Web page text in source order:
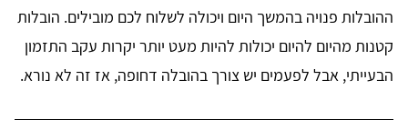
ההובלות פנויה בהמשך היום ויכולה לשלוח לכם מובילים. הובלות
קטנות מהיום להיום יכולות להיות מעט יותר יקרות עקב התזמון
הבעייתי, אבל לפעמים יש צורך בהובלה דחופה, אז זה לא נורא.